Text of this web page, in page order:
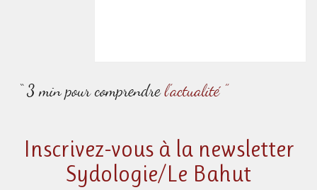
Inscrivez-vous à la newsletter
Sydologie/Le Bahut